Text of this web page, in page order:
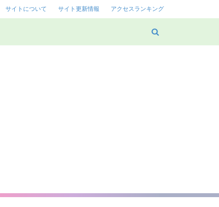
サイトについて サイト更新情報 アクセスランキング